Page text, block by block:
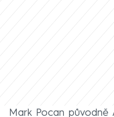
Mark Pocan